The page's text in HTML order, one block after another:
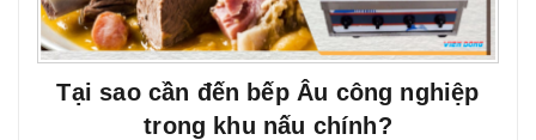
Tại sao cần đến bếp Âu công nghiệp
trong khu nấu chính?